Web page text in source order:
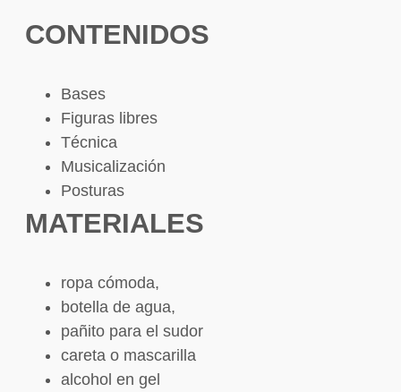
CONTENIDOS
Bases
Figuras libres
Técnica
Musicalización
Posturas
MATERIALES
ropa cómoda,
botella de agua,
pañito para el sudor
careta o mascarilla
alcohol en gel